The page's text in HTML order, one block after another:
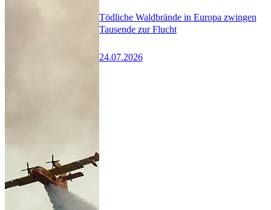
Tödliche Waldbrände in Europa zwingen
Tausende zur Flucht
24.07.2026